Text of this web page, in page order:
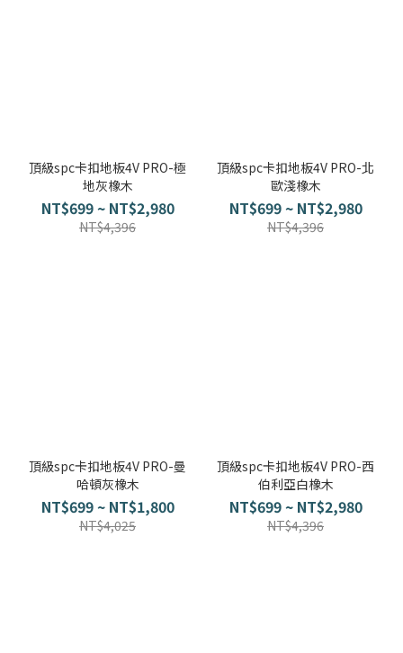
浴室防止滑 寵物關節保護
頂級spc卡扣地板4V PRO-極
地灰橡木
NT$699 ~ NT$2,980
NT$4,396
頂級spc卡扣地板4V PRO-北
歐淺橡木
NT$699 ~ NT$2,980
NT$4,396
頂級spc卡扣地板4V PRO-曼
哈頓灰橡木
NT$699 ~ NT$1,800
NT$4,025
頂級spc卡扣地板4V PRO-西
伯利亞白橡木
NT$699 ~ NT$2,980
NT$4,396